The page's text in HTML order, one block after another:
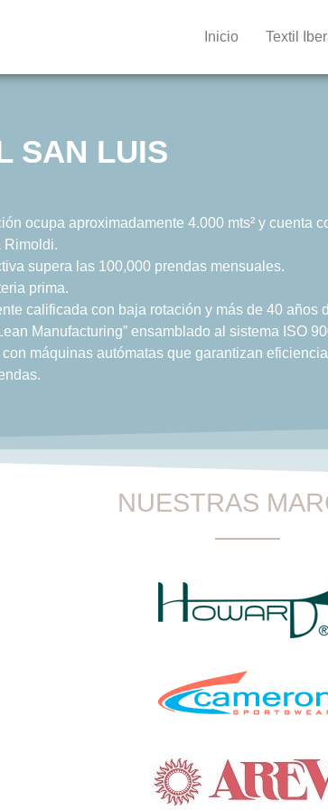
Inicio Textil
SAN LUIS
ocupa aproximadamente 4.000 mts² y cuenta
Rimoldi.
supera las 100,000 prendas mensuales.
prima.
calificada con baja rotación y más de 40 años
Manufacturing” ensamblado al sistema ISO
máquinas autómatas que garantizan
NUESTRAS